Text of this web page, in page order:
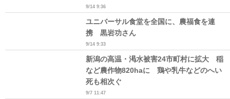
9/14 9:36
ユニバーサル食堂を全国に、農福食を連
携 黒岩功さん
9/14 9:33
新潟の高温・渇水被害24市町村に拡大 稲
など農作物820haに 鶏や乳牛などのへい
死も相次ぐ
9/7 11:47